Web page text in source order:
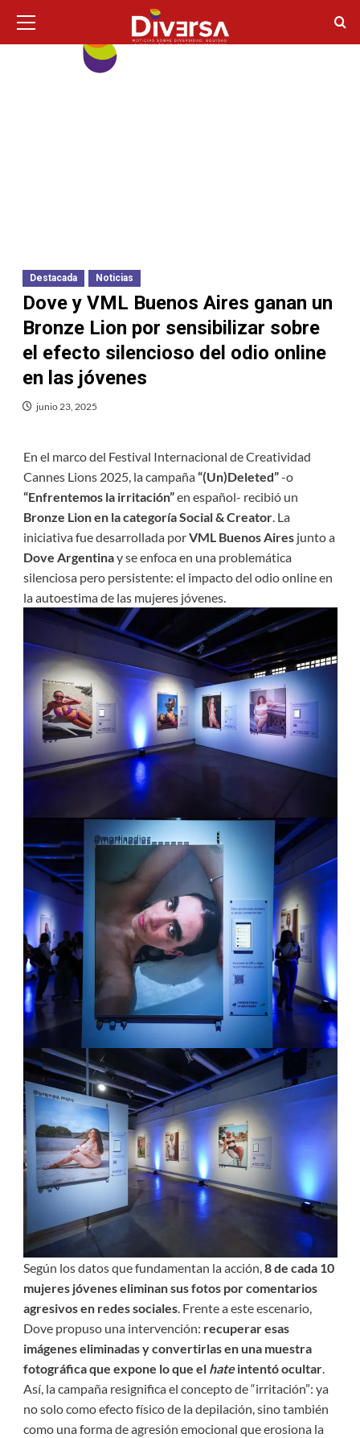
contenido
principal
Destacada Noticias
Dove y VML Buenos Aires ganan un
Bronze Lion por sensibilizar sobre
el efecto silencioso del odio online
en las jóvenes
junio 23, 2025
En el marco del Festival Internacional de Creatividad
Cannes Lions 2025, la campaña“(Un)Deleted”-o
“Enfrentemos la irritación”en español- recibió un
Bronze Lion en la categoría Social & Creator. La
iniciativa fue desarrollada porVML Buenos Airesjunto a
Dove Argentinay se enfoca en una problemática
silenciosa pero persistente: el impacto del odio online en
la autoestima de las mujeres jóvenes.
Según los datos que fundamentan la acción,8 de cada 10
mujeres jóvenes eliminan sus fotos por comentarios
agresivos en redes sociales. Frente a este escenario,
Dove propuso una intervención: recuperar esas
imágenes eliminadas y convertirlas en una muestra
fotográfica que expone lo que el hateintentó ocultar.
Así, la campaña resignifica el concepto de “irritación”: ya
no solo como efecto físico de la depilación, sino también
como una forma de agresión emocional que erosiona la